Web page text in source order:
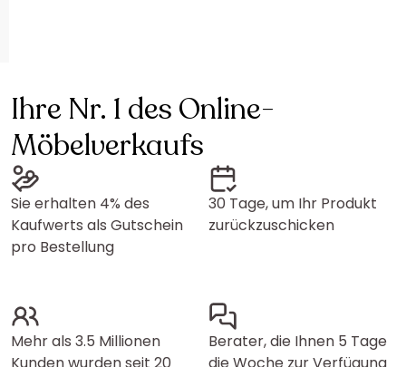
Ihre Nr. 1 des Online-
Möbelverkaufs
Sie erhalten 4% des
Kaufwerts als Gutschein
pro Bestellung
30 Tage, um Ihr Produkt
zurückzuschicken
Mehr als 3.5 Millionen
Berater, die Ihnen 5 Tage